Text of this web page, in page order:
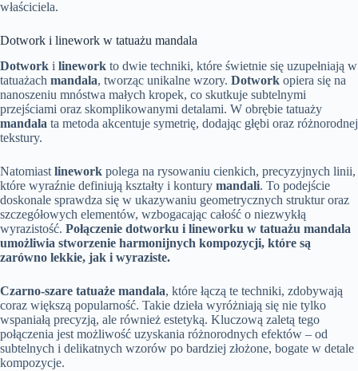
właściciela.
Dotwork i linework w tatuażu mandala
Dotwork i linework to dwie techniki, które świetnie się uzupełniają w
tatuażach mandala, tworząc unikalne wzory. Dotwork opiera się na
nanoszeniu mnóstwa małych kropek, co skutkuje subtelnymi
przejściami oraz skomplikowanymi detalami. W obrębie tatuaży
mandala ta metoda akcentuje symetrię, dodając głębi oraz różnorodnej
tekstury.
Natomiast linework polega na rysowaniu cienkich, precyzyjnych linii,
które wyraźnie definiują kształty i kontury mandali. To podejście
doskonale sprawdza się w ukazywaniu geometrycznych struktur oraz
szczegółowych elementów, wzbogacając całość o niezwykłą
wyrazistość. Połączenie dotworku i lineworku w tatuażu mandala
umożliwia stworzenie harmonijnych kompozycji, które są
zarówno lekkie, jak i wyraziste.
Czarno-szare tatuaże mandala, które łączą te techniki, zdobywają
coraz większą popularność. Takie dzieła wyróżniają się nie tylko
wspaniałą precyzją, ale również estetyką. Kluczową zaletą tego
połączenia jest możliwość uzyskania różnorodnych efektów – od
subtelnych i delikatnych wzorów po bardziej złożone, bogate w detale
kompozycje.